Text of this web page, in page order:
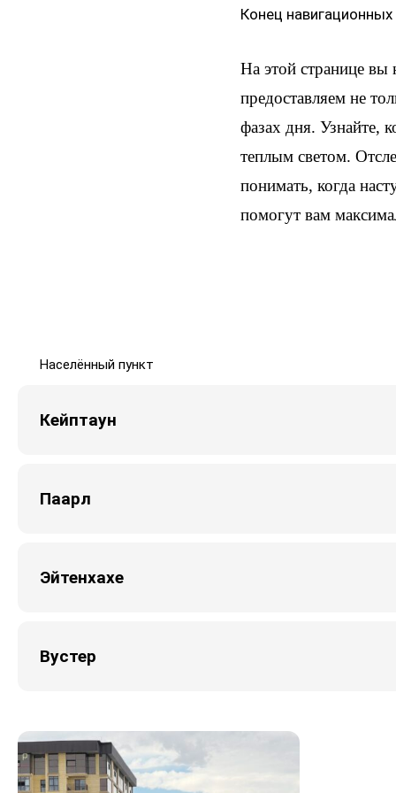
Конец
На этой странице
предоставляем не
фазах дня. Узнайте,
теплым светом.
понимать, когда
помогут вам
Населённый пункт
Кейптаун
Паарл
Эйтенхахе
Вустер